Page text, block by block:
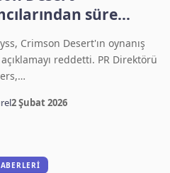
süre
Crimson Desert'ın oynanış
reddetti. PR Direktörü
2 Şubat 2026